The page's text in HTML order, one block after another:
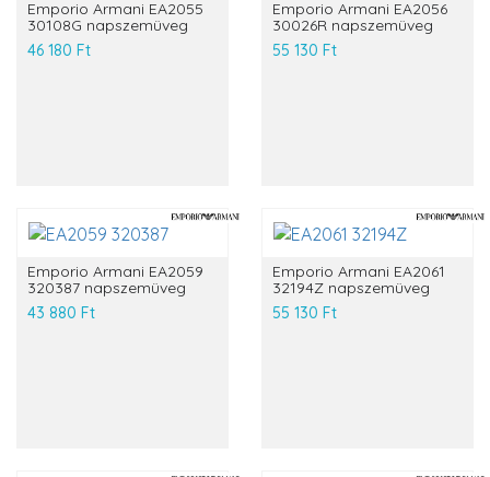
Emporio Armani EA2055
30108G napszemüveg
46 180 Ft
Emporio Armani EA2056
30026R napszemüveg
55 130 Ft
Emporio Armani EA2059
320387 napszemüveg
43 880 Ft
Emporio Armani EA2061
32194Z napszemüveg
55 130 Ft